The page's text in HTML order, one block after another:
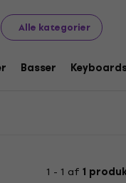
Alle kategorier
Basser
Elektriske guitarer
-
1 - 1 af 1